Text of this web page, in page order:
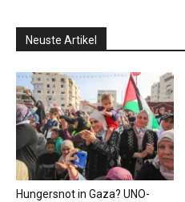
Neuste Artikel
Hungersnot in Gaza? UNO-